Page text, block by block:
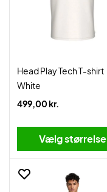
Head Play Tech T-shirt
White
499,00 kr.
Vælg størrelse